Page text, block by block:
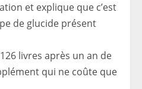
et explique que c’est
de glucide présent